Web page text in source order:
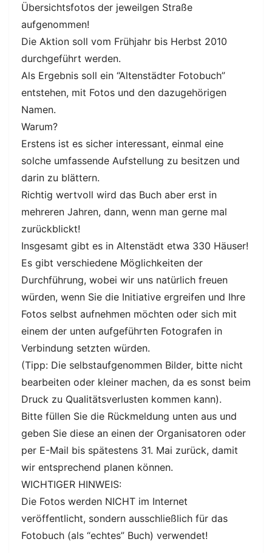
Übersichtsfotos der jeweilgen Straße
aufgenommen!
Die Aktion soll vom Frühjahr bis Herbst 2010
durchgeführt werden.
Als Ergebnis soll ein “Altenstädter Fotobuch”
entstehen, mit Fotos und den dazugehörigen
Namen.
Warum?
Erstens ist es sicher interessant, einmal eine
solche umfassende Aufstellung zu besitzen und
darin zu blättern.
Richtig wertvoll wird das Buch aber erst in
mehreren Jahren, dann, wenn man gerne mal
zurückblickt!
Insgesamt gibt es in Altenstädt etwa 330 Häuser!
Es gibt verschiedene Möglichkeiten der
Durchführung, wobei wir uns natürlich freuen
würden, wenn Sie die Initiative ergreifen und Ihre
Fotos selbst aufnehmen möchten oder sich mit
einem der unten aufgeführten Fotografen in
Verbindung setzten würden.
(Tipp: Die selbstaufgenommen Bilder, bitte nicht
bearbeiten oder kleiner machen, da es sonst beim
Druck zu Qualitätsverlusten kommen kann).
Bitte füllen Sie die Rückmeldung unten aus und
geben Sie diese an einen der Organisatoren oder
per E-Mail bis spätestens 31. Mai zurück, damit
wir entsprechend planen können.
WICHTIGER HINWEIS:
Die Fotos werden NICHT im Internet
veröffentlicht, sondern ausschließlich für das
Fotobuch (als “echtes” Buch) verwendet!